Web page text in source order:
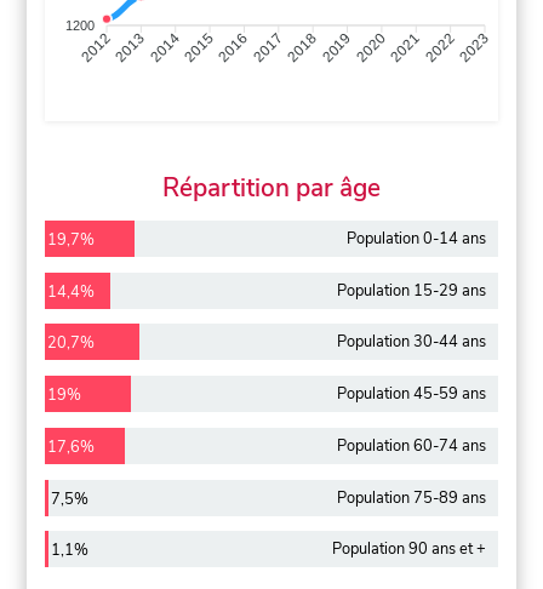
1200
201220132014201520162017 20182019 2020202120222023
Répartition par âge
19,7% Population 0-14 ans
14,4% Population 15-29 ans
20,7% Population 30-44 ans
19% Population 45-59 ans
17,6% Population 60-74 ans
7,5% Population 75-89 ans
1,1% Population 90 ans et +